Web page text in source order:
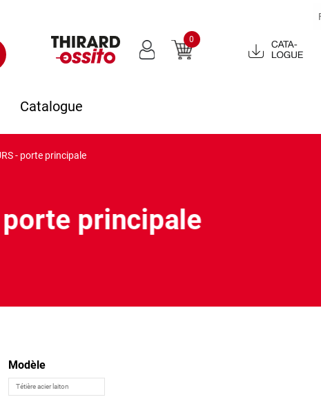
0
Catalogue
2022
Catalogue
- porte principale
porte principale
Modèle